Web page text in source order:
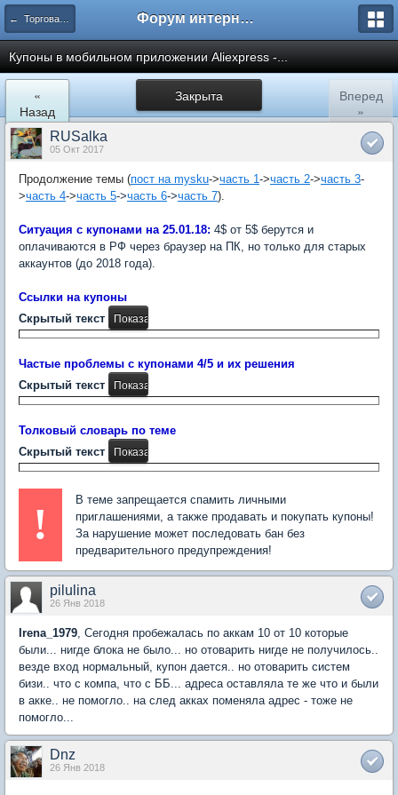
← Торговая площадка AliExpress Форум интернет покупателей
Купоны в мобильном приложении Aliexpress -...
Закрыта
«
Назад
Вперед
»
RUSalka
05 Окт 2017
Продолжение темы (пост на mysku->часть 1->часть 2->часть 3-
>часть 4->часть 5->часть 6->часть 7).
Ситуация с купонами на 25.01.18: 4$ от 5$ берутся и
оплачиваются в РФ через браузер на ПК, но только для старых
аккаунтов (до 2018 года).
Ссылки на купоны
Скрытый текст
Частые проблемы с купонами 4/5 и их решения
Скрытый текст
Толковый словарь по теме
Скрытый текст
!
В теме запрещается спамить личными
приглашениями, а также продавать и покупать купоны!
За нарушение может последовать бан без
предварительного предупреждения!
pilulina
26 Янв 2018
Irena_1979, Сегодня пробежалась по аккам 10 от 10 которые
были... нигде блока не было... но отоварить нигде не получилось..
везде вход нормальный, купон дается.. но отоварить систем
бизи.. что с компа, что с ББ... адреса оставляла те же что и были
в акке.. не помогло.. на след акках поменяла адрес - тоже не
помогло...
Dnz
26 Янв 2018